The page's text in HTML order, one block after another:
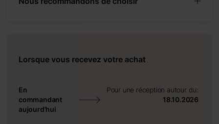
Lorsque vous recevez votre achat
En
commandant
aujourd'hui
Pour une réception autour du:
18.10.2026